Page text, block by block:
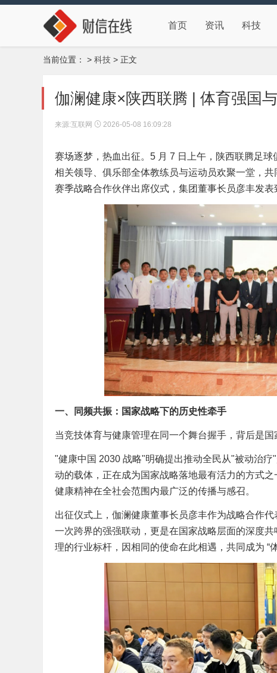
首页 资讯 科技
当前位置： > 科技 > 正文
伽澜健康×陕西联腾 | 体育强国
来源:互联网 2026-05-08 16:09:28
赛场逐梦，热血出征。5 月 7 日上午，陕西联腾足
相关领导、俱乐部全体教练员与运动员欢聚一堂，
赛季战略合作伙伴出席仪式，集团董事长员彦丰发
一、同频共振：国家战略下的历史性牵手
当竞技体育与健康管理在同一个舞台握手，背后是国
"健康中国 2030 战略"明确提出推动全民从"被动治
动的载体，正在成为国家战略落地最有活力的方式
健康精神在全社会范围内最广泛的传播与感召。
出征仪式上，伽澜健康董事长员彦丰作为战略合作
一次跨界的强强联动，更是在国家战略层面的深度
理的行业标杆，因相同的使命在此相遇，共同成为 “